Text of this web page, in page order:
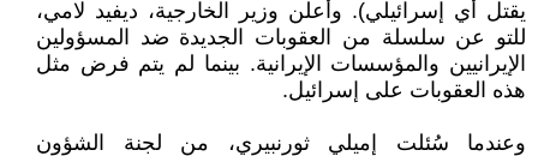
يقتل أي إسرائيلي). وأعلن وزير الخارجية، ديفيد لامي،
للتو عن سلسلة من العقوبات الجديدة ضد المسؤولين
الإيرانيين والمؤسسات الإيرانية. بينما لم يتم فرض مثل
هذه العقوبات على إسرائيل.
وعندما سُئلت إميلي ثورنبيري، من لجنة الشؤون